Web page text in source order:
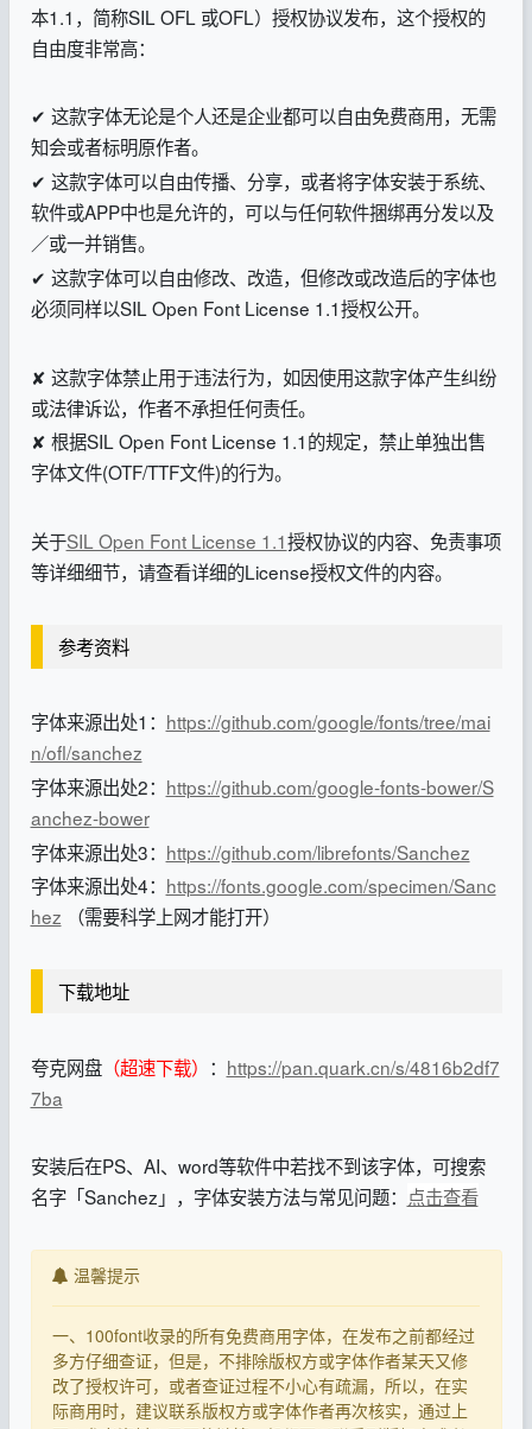
本1.1，简称SIL OFL 或OFL）授权协议发布，这个授权的
自由度非常高：
✔ 这款字体无论是个人还是企业都可以自由免费商用，无需
知会或者标明原作者。
✔ 这款字体可以自由传播、分享，或者将字体安装于系统、
软件或APP中也是允许的，可以与任何软件捆绑再分发以及
／或一并销售。
✔ 这款字体可以自由修改、改造，但修改或改造后的字体也
必须同样以SIL Open Font License 1.1授权公开。
✘ 这款字体禁止用于违法行为，如因使用这款字体产生纠纷
或法律诉讼，作者不承担任何责任。
✘ 根据SIL Open Font License 1.1的规定，禁止单独出售
字体文件(OTF/TTF文件)的行为。
关于SIL Open Font License 1.1授权协议的内容、免责事项
等详细细节，请查看详细的License授权文件的内容。
参考资料
字体来源出处1： https://github.com/google/fonts/tree/mai
n/ofl/sanchez
字体来源出处2： https://github.com/google-fonts-bower/S
anchez-bower
字体来源出处3： https://github.com/librefonts/Sanchez
字体来源出处4： https://fonts.google.com/specimen/Sanc
hez （需要科学上网才能打开）
下载地址
夸克网盘（超速下载） ： https://pan.quark.cn/s/4816b2df7
7ba
安装后在PS、AI、word等软件中若找不到该字体，可搜索
名字「Sanchez」，字体安装方法与常见问题： 点击查看
温馨提示
一、100font收录的所有免费商用字体，在发布之前都经过
多方仔细查证，但是，不排除版权方或字体作者某天又修
改了授权许可，或者查证过程不小心有疏漏，所以，在实
际商用时，建议联系版权方或字体作者再次核实，通过上